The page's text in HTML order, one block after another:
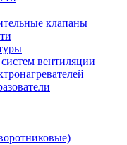
клапаны
вентиляции